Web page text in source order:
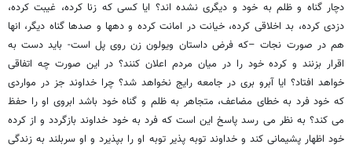
دچار گناه و ظلم به خود و دیگری نشده اند؟ ایا کسی که زنا کرده، غیبت کرده،
دزدی کرده، بد اخلاقی کرده، خیانت در امانت کرده و دهها و صدها گناه دیگر، انها
هم در صورت نجات –که فرض داستان ویولون زن روی پل است- باید دست به
اقرار بزنند و کرده خود را در میان مردم اعلان کنند؟ در این صورت چه اتفاقی
خواهد افتاد؟ ایا آبرو بری در جامعه رایج نخواهد شد؟ چرا خداوند جز در مواردی
که خود فرد به خطای مضاعف، متجاهر به ظلم و گناه خود باشد ابروی او را حفظ
می کند؟ به نظر می رسد پاسخ این است که فرد به خود خداوند بازگردد و از کرده
خود اظهار پشیمانی کند و خداوند توبه پذیر توبه او را بپذیرد و او سربلند به زندگی